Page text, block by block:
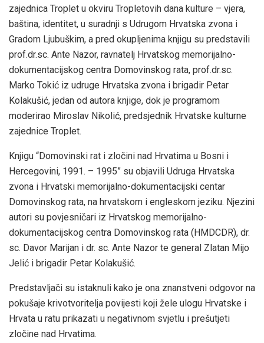
zajednica Troplet u okviru Tropletovih dana kulture – vjera,
baština, identitet, u suradnji s Udrugom Hrvatska zvona i
Gradom Ljubuškim, a pred okupljenima knjigu su predstavili
prof.dr.sc. Ante Nazor, ravnatelj Hrvatskog memorijalno-
dokumentacijskog centra Domovinskog rata, prof.dr.sc.
Marko Tokić iz udruge Hrvatska zvona i brigadir Petar
Kolakušić, jedan od autora knjige, dok je programom
moderirao Miroslav Nikolić, predsjednik Hrvatske kulturne
zajednice Troplet.
Knjigu “Domovinski rat i zločini nad Hrvatima u Bosni i
Hercegovini, 1991. – 1995” su objavili Udruga Hrvatska
zvona i Hrvatski memorijalno-dokumentacijski centar
Domovinskog rata, na hrvatskom i engleskom jeziku. Njezini
autori su povjesničari iz Hrvatskog memorijalno-
dokumentacijskog centra Domovinskog rata (HMDCDR), dr.
sc. Davor Marijan i dr. sc. Ante Nazor te general Zlatan Mijo
Jelić i brigadir Petar Kolakušić.
Predstavljači su istaknuli kako je ona znanstveni odgovor na
pokušaje krivotvoritelja povijesti koji žele ulogu Hrvatske i
Hrvata u ratu prikazati u negativnom svjetlu i prešutjeti
zločine nad Hrvatima.